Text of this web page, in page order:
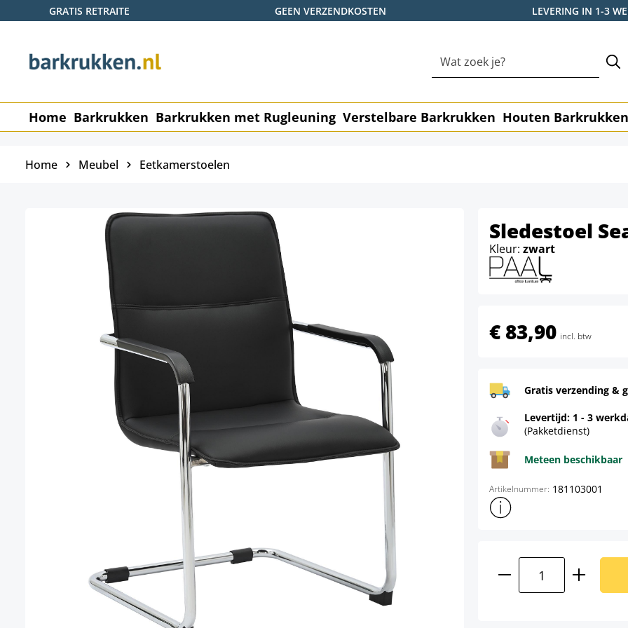
de hoofdinhoud
Ga naar de zoekopdracht
Ga naar de hoofdnavigatie
GRATIS RETRAITE GEEN VERZENDKOSTEN LEVERING IN 1-3
Home Barkrukken Barkrukken met Rugleuning Verstelbare Barkrukken Houten Barkrukken
Home Meubel Eetkamerstoelen
Sledestoel
Kleur: zwart
€ 83,90 incl. btw
Gratis verzending &
Levertijd: 1 - 3
(Pakketdienst)
Meteen beschikbaar
Artikelnummer: 181103001
Toon meer productinformatie